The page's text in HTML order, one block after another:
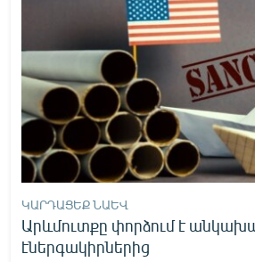
ԿԱՐԴԱՑԵՔ ՆԱԵՎ
Արևմուտքը փորձում է
էներգակիրներից